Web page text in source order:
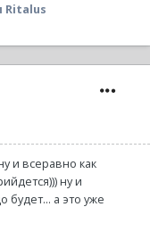
Ritalus
и всеравно как
ну и
будет... а это уже